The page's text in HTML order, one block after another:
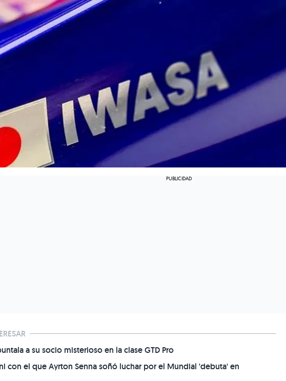
a su socio misterioso en la clase GTD Pro
con el que Ayrton Senna soñó luchar por el Mundial 'debuta' en